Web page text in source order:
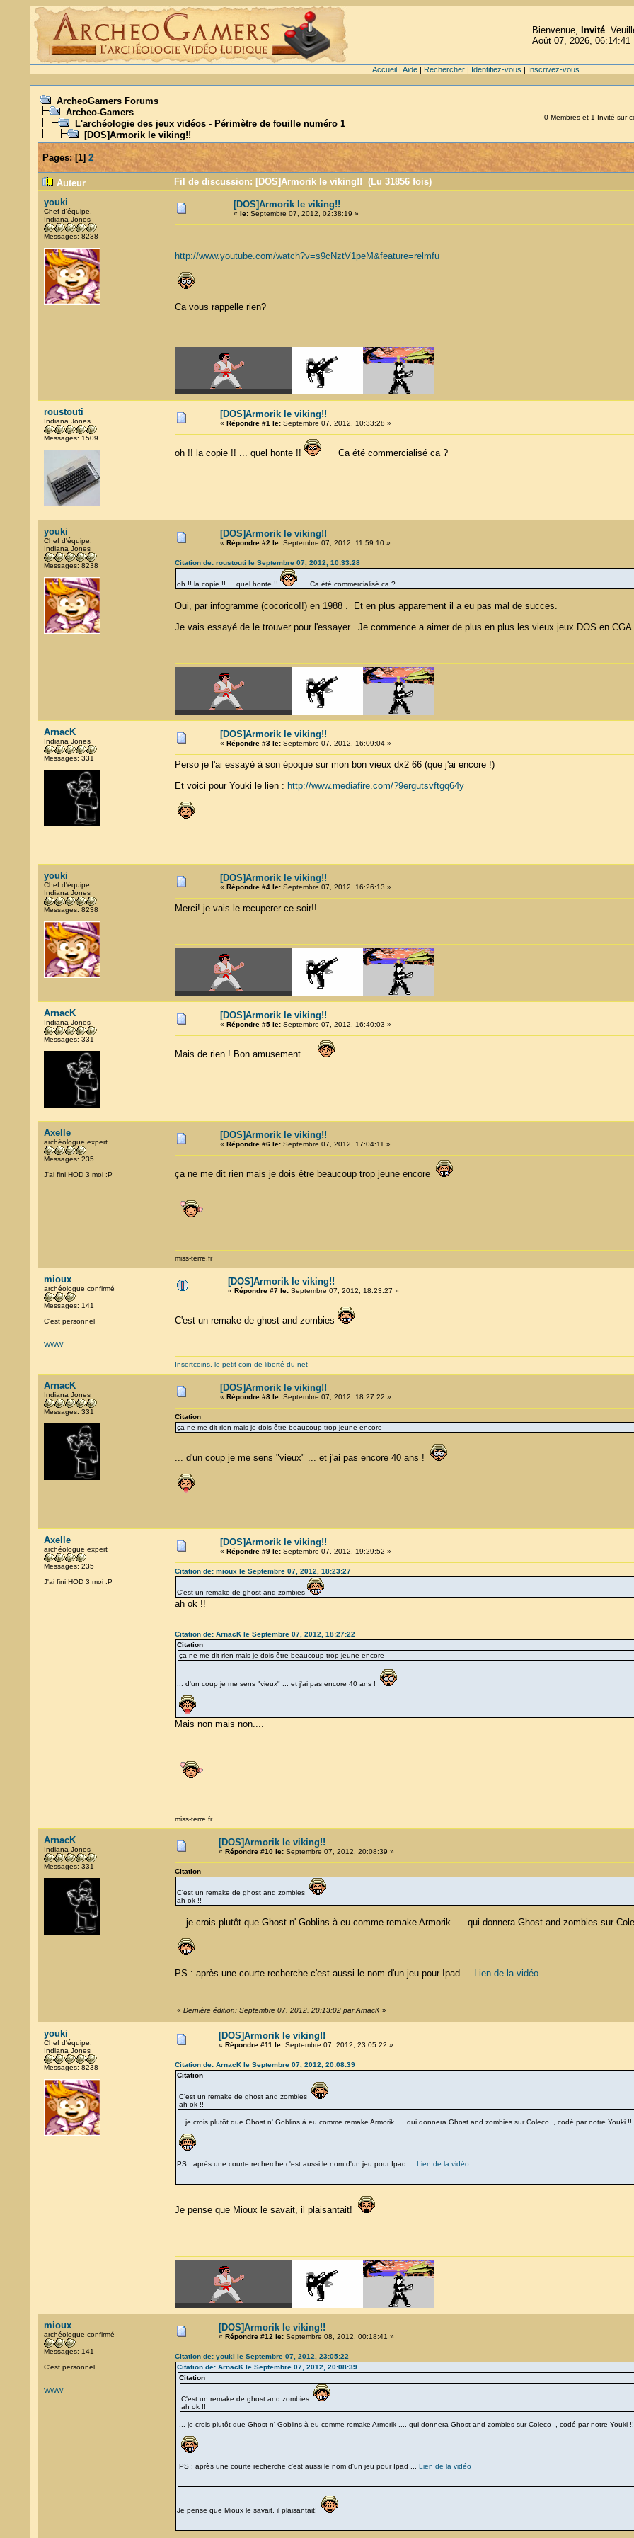
Bienvenue, Invité.
Août 07, 2026, 06:14:41
Accueil| Aide| Rechercher| Identifiez-vous | Inscrivez-vous
ArcheoGamers Forums
Archeo-Gamers
L'archéologie des jeux vidéos - Périmètre de fouille numéro 1
[DOS]Armorik le viking!!
0 Membres et 1 Invité sur
Pages:[1] 2
Auteur
Fil de discussion: [DOS]Armorik le viking!! (Lu 31856 fois)
youki
Chef d'équipe.
Indiana Jones
Messages: 8238
[DOS]Armorik le viking!!
« le:Septembre 07, 2012, 02:38:19 »
http://www.youtube.com/watch?v=s9cNztV1peM&feature=relmfu
Ca vous rappelle rien?
roustouti
Indiana Jones
Messages: 1509
[DOS]Armorik le viking!!
« Répondre #1 le:Septembre 07, 2012, 10:33:28 »
oh !! la copie !! ... quel honte !! Ca été commercialisé ca ?
youki
Chef d'équipe.
Indiana Jones
Messages: 8238
[DOS]Armorik le viking!!
« Répondre #2 le:Septembre 07, 2012, 11:59:10 »
Citation de: roustouti le Septembre 07, 2012, 10:33:28
oh !! la copie !! ... quel honte !! Ca été commercialisé ca ?
Oui, par infogramme (cocorico!!) en 1988 . Et en plus apparement il a eu pas mal de succes.
Je vais essayé de le trouver pour l'essayer. Je commence a aimer de plus en plus les vieux jeux DOS en
ArnacK
Indiana Jones
Messages: 331
[DOS]Armorik le viking!!
« Répondre #3 le:Septembre 07, 2012, 16:09:04 »
Perso je l'ai essayé à son époque sur mon bon vieux dx2 66 (que j'ai encore !)
Et voici pour Youki le lien : http://www.mediafire.com/?9ergutsvftgq64y
youki
Chef d'équipe.
Indiana Jones
Messages: 8238
[DOS]Armorik le viking!!
« Répondre #4 le:Septembre 07, 2012, 16:26:13 »
Merci! je vais le recuperer ce soir!!
ArnacK
Indiana Jones
Messages: 331
[DOS]Armorik le viking!!
« Répondre #5 le:Septembre 07, 2012, 16:40:03 »
Mais de rien ! Bon amusement ...
Axelle
archéologue expert
Messages: 235
J'ai fini HOD 3 moi :P
[DOS]Armorik le viking!!
« Répondre #6 le:Septembre 07, 2012, 17:04:11 »
ça ne me dit rien mais je dois être beaucoup trop jeune encore
miss-terre.fr
mioux
archéologue confirmé
Messages: 141
C'est personnel
WWW
[DOS]Armorik le viking!!
« Répondre #7 le:Septembre 07, 2012, 18:23:27 »
C'est un remake de ghost and zombies
Insertcoins, le petit coin de liberté du net
ArnacK
Indiana Jones
Messages: 331
[DOS]Armorik le viking!!
« Répondre #8 le:Septembre 07, 2012, 18:27:22 »
Citation
ça ne me dit rien mais je dois être beaucoup trop jeune encore
... d'un coup je me sens "vieux" ... et j'ai pas encore 40 ans !
Axelle
archéologue expert
Messages: 235
J'ai fini HOD 3 moi :P
[DOS]Armorik le viking!!
« Répondre #9 le:Septembre 07, 2012, 19:29:52 »
Citation de: mioux le Septembre 07, 2012, 18:23:27
C'est un remake de ghost and zombies
ah ok !!
Citation de: ArnacK le Septembre 07, 2012, 18:27:22
Citation
ça ne me dit rien mais je dois être beaucoup trop jeune encore
... d'un coup je me sens "vieux" ... et j'ai pas encore 40 ans !
Mais non mais non....
miss-terre.fr
ArnacK
Indiana Jones
Messages: 331
[DOS]Armorik le viking!!
« Répondre #10 le:Septembre 07, 2012, 20:08:39 »
Citation
C'est un remake de ghost and zombies
ah ok !!
... je crois plutôt que Ghost n' Goblins à eu comme remake Armorik .... qui donnera Ghost and zombies sur
PS : après une courte recherche c'est aussi le nom d'un jeu pour Ipad ... Lien de la vidéo
« Dernière édition: Septembre 07, 2012, 20:13:02 par ArnacK»
youki
Chef d'équipe.
Indiana Jones
Messages: 8238
[DOS]Armorik le viking!!
« Répondre #11 le:Septembre 07, 2012, 23:05:22 »
Citation de: ArnacK le Septembre 07, 2012, 20:08:39
Citation
C'est un remake de ghost and zombies
ah ok !!
... je crois plutôt que Ghost n' Goblins à eu comme remake Armorik .... qui donnera Ghost and zombies sur Coleco , codé par notre Youki !!
PS : après une courte recherche c'est aussi le nom d'un jeu pour Ipad ... Lien de la vidéo
Je pense que Mioux le savait, il plaisantait!
mioux
archéologue confirmé
Messages: 141
C'est personnel
WWW
[DOS]Armorik le viking!!
« Répondre #12 le:Septembre 08, 2012, 00:18:41 »
Citation de: youki le Septembre 07, 2012, 23:05:22
Citation de: ArnacK le Septembre 07, 2012, 20:08:39
Citation
C'est un remake de ghost and zombies
ah ok !!
... je crois plutôt que Ghost n' Goblins à eu comme remake Armorik .... qui donnera Ghost and zombies sur Coleco , codé par notre Youki
PS : après une courte recherche c'est aussi le nom d'un jeu pour Ipad ... Lien de la vidéo
Je pense que Mioux le savait, il plaisantait!